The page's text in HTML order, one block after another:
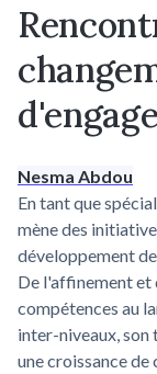
Nesma Abdou
En tant que
mène des
développement
De l'affinement et
compétences au
inter-niveaux,
une croissance